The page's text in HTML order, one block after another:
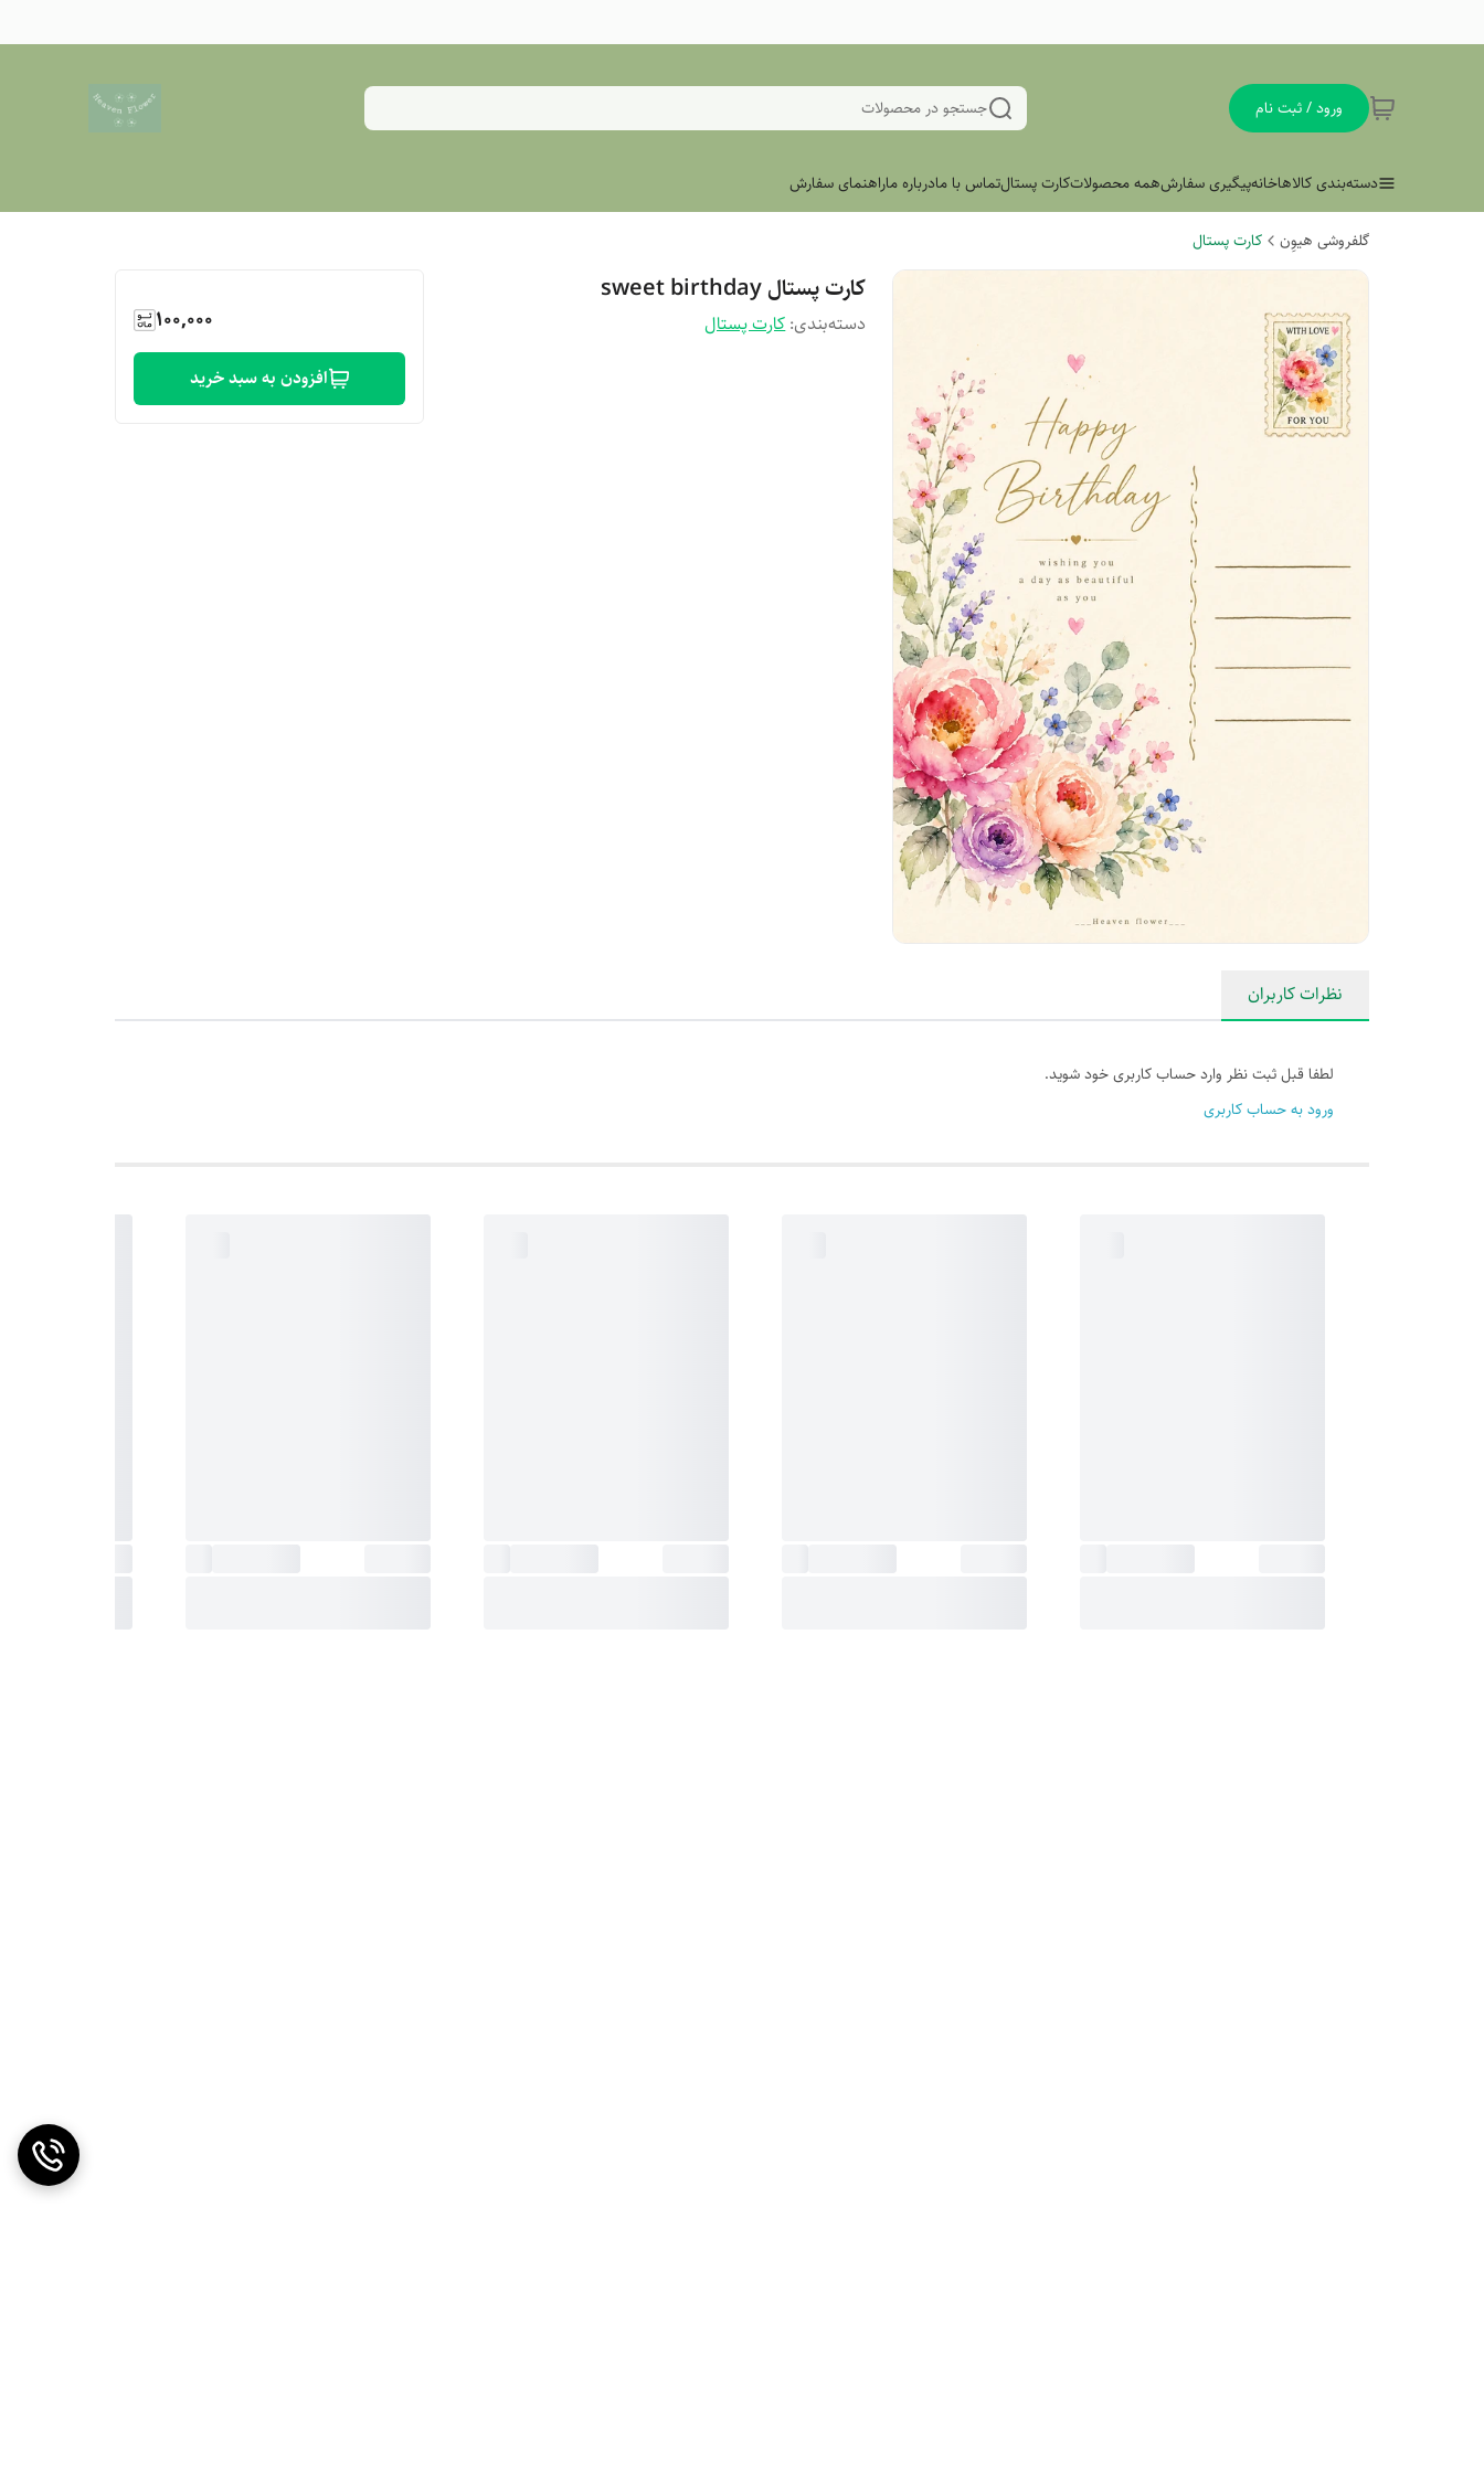
ورود / ثبت نام جستجو در محصولات
دسته‌بندی کالاهاخانهپیگیری سفارشهمه محصولاتکارت پستالتماس با مادرباره ماراهنمای سفارش
گلفروشی هیوِن کارت پستال
کارت پستال sweet birthday
دسته‌بندی:کارت پستال 100,000
افزودن به سبد خرید
نظرات کاربران
لطفا قبل ثبت نظر وارد حساب کاربری خود شوید.
ورود به حساب کاربری